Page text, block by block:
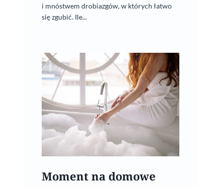
i mnóstwem drobiazgów, w których łatwo
się zgubić. Ile...
Moment na domowe